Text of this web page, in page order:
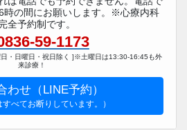
時の間にお願いします。※心療内科
全予約制です。
59-1173
・日曜日・祝日除く ]※土曜日は13:30-16:45も外
来診療！
わせ（LINE予約）
すべてお断りしています。）